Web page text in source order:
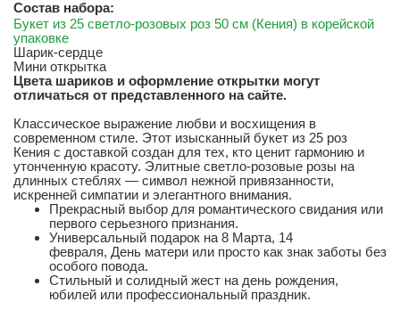
Состав набора:
Букет из 25 светло-розовых роз 50 см (Кения) в корейской
упаковке
Шарик-сердце
Мини открытка
Цвета шариков и оформление открытки могут
отличаться от представленного на сайте.
Классическое выражение любви и восхищения в
современном стиле. Этот изысканный букет из 25 роз
Кения с доставкой создан для тех, кто ценит гармонию и
утонченную красоту. Элитные светло-розовые розы на
длинных стеблях — символ нежной привязанности,
искренней симпатии и элегантного внимания.
Прекрасный выбор для романтического свидания или
первого серьезного признания.
Универсальный подарок на 8 Марта, 14
февраля, День матери или просто как знак заботы без
особого повода.
Стильный и солидный жест на день рождения,
юбилей или профессиональный праздник.